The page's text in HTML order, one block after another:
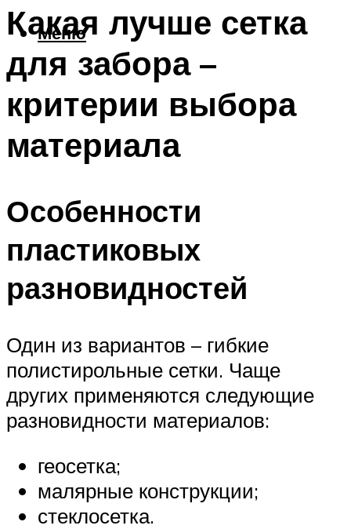
Меню
Какая лучше сетка
для забора –
критерии выбора
материала
Особенности
пластиковых
разновидностей
Один из вариантов – гибкие
полистирольные сетки. Чаще
других применяются следующие
разновидности материалов:
геосетка;
малярные конструкции;
стеклосетка.